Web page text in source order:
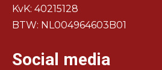
KvK: 40215128
BTW: NL004964603B01
Social media